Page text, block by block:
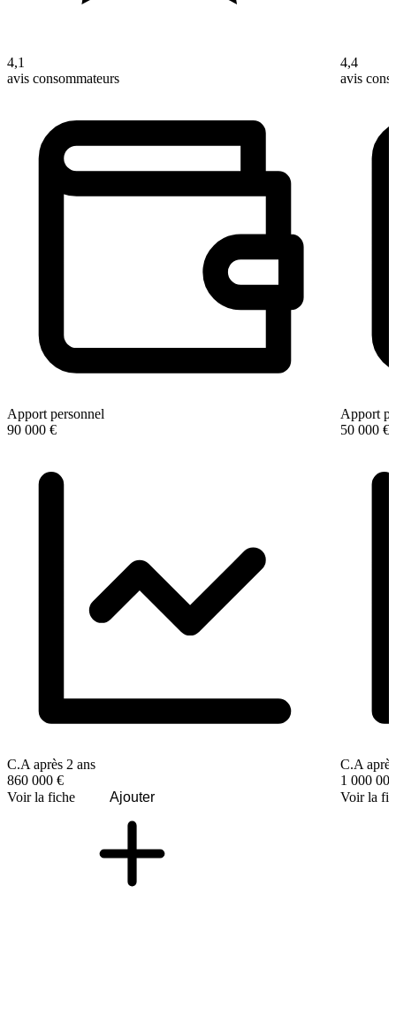
4,1
avis consommateurs
Apport personnel
90 000 €
C.A après 2 ans
860 000 €
Voir la fiche
Ajouter
4,4
avis
Apport
50 000 €
C.A
1 000
Voir la